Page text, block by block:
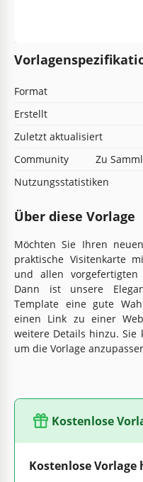
Format
Erstellt
Zuletzt aktualisiert
Community
Zu
Nutzungsstatistiken
Über diese Vorlage
Möchten Sie Ihren
praktische Visitenkarte
und allen
Dann ist unsere
Template eine gute
einen Link zu einer
weitere Details hinzu. Sie
um die Vorlage
Kostenlose
Kostenlose